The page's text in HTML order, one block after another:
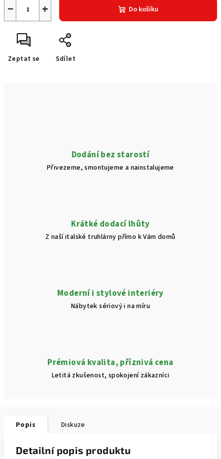
+
− Do košíku
Zeptat se Sdílet
Dodání bez starostí
Přivezeme, smontujeme a nainstalujeme
Krátké dodací lhůty
Z naší italské truhlárny přímo k Vám domů
Moderní i stylové interiéry
Nábytek sériový i na míru
Prémiová kvalita, příznivá cena
Letitá zkušenost, spokojení zákazníci
Popis Diskuze
Detailní popis produktu